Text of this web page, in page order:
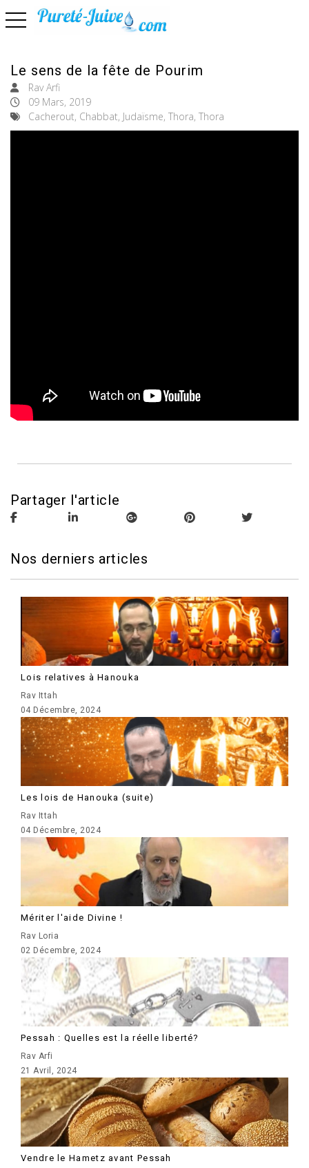
basculer la navigation
Le sens de la fête de Pourim
Rav Arfi
09 Mars, 2019
Cacherout, Chabbat, Judaïsme, Thora, Thora
Partager l'article
Nos derniers articles
Lois relatives à Hanouka
Rav Ittah
04 Décembre, 2024
Les lois de Hanouka (suite)
Rav Ittah
04 Décembre, 2024
Mériter l'aide Divine !
Rav Loria
02 Décembre, 2024
Pessah : Quelles est la réelle liberté?
Rav Arfi
21 Avril, 2024
Vendre le Hametz avant Pessah